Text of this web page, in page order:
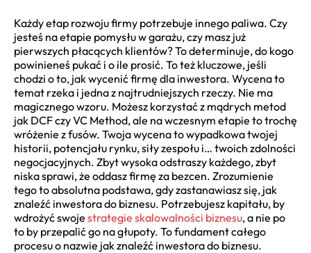
Każdy etap rozwoju firmy potrzebuje innego paliwa. Czy
jesteś na etapie pomysłu w garażu, czy masz już
pierwszych płacących klientów? To determinuje, do kogo
powinieneś pukać i o ile prosić. To też kluczowe, jeśli
chodzi o to, jak wycenić firmę dla inwestora. Wycena to
temat rzeka i jedna z najtrudniejszych rzeczy. Nie ma
magicznego wzoru. Możesz korzystać z mądrych metod
jak DCF czy VC Method, ale na wczesnym etapie to trochę
wróżenie z fusów. Twoja wycena to wypadkowa twojej
historii, potencjału rynku, siły zespołu i… twoich zdolności
negocjacyjnych. Zbyt wysoka odstraszy każdego, zbyt
niska sprawi, że oddasz firmę za bezcen. Zrozumienie
tego to absolutna podstawa, gdy zastanawiasz się, jak
znaleźć inwestora do biznesu. Potrzebujesz kapitału, by
wdrożyć swoje strategie skalowalności biznesu, a nie po
to by przepalić go na głupoty. To fundament całego
procesu o nazwie jak znaleźć inwestora do biznesu.